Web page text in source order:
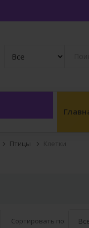
Птицы Клетки
Сортировать по: